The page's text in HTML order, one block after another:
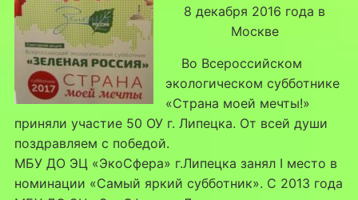
8 декабря 2016 года в
Москве
Во Всероссийском
экологическом субботнике
«Страна моей мечты!»
приняли участие 50 ОУ г. Липецка. От всей души
поздравляем с победой.
МБУ ДО ЭЦ «ЭкоСфера» г.Липецка занял I место в
номинации «Самый яркий субботник». С 2013 года